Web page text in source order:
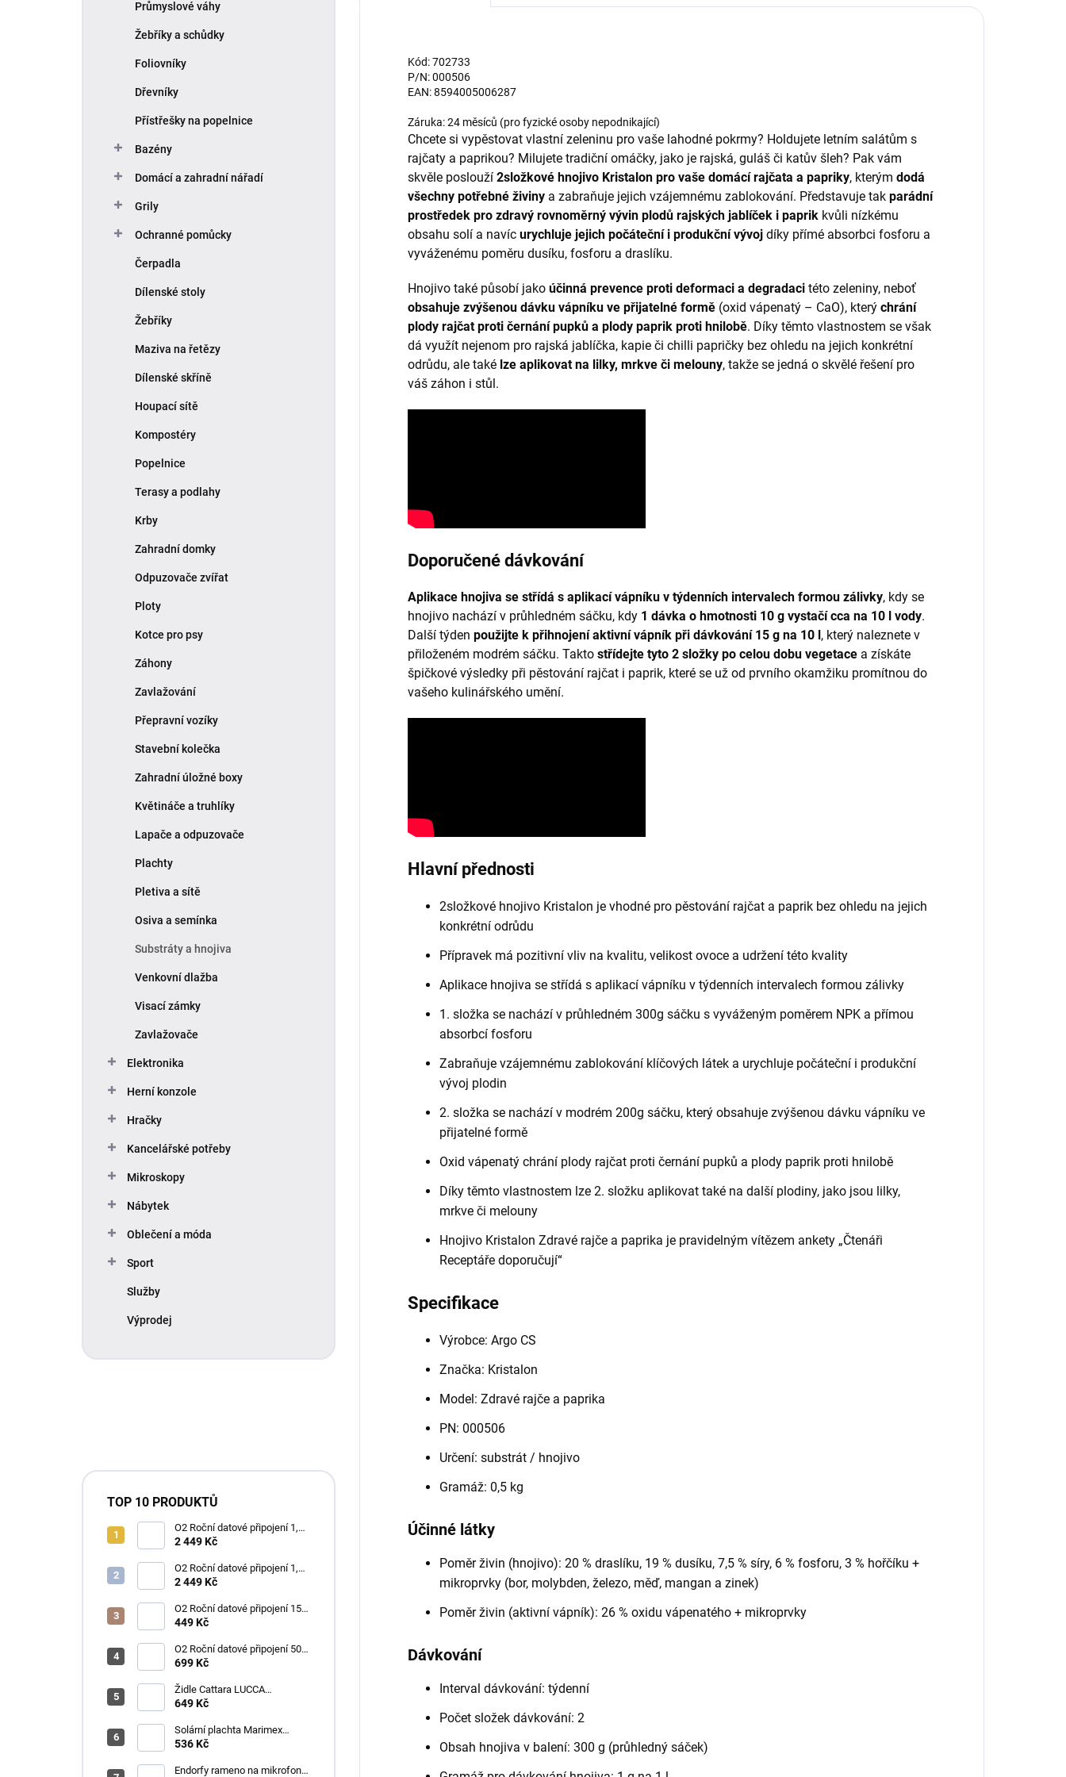
Průmyslové váhy
Žebříky a schůdky
Foliovníky
Dřevníky
Přístřešky na popelnice
Bazény
Domácí a zahradní nářadí
Grily
Ochranné pomůcky
Čerpadla
Dílenské stoly
Žebříky
Maziva na řetězy
Dílenské skříně
Houpací sítě
Kompostéry
Popelnice
Terasy a podlahy
Krby
Zahradní domky
Odpuzovače zvířat
Ploty
Kotce pro psy
Záhony
Zavlažování
Přepravní vozíky
Stavební kolečka
Zahradní úložné boxy
Květináče a truhlíky
Lapače a odpuzovače
Plachty
Pletiva a sítě
Osiva a semínka
Substráty a hnojiva
Venkovní dlažba
Visací zámky
Zavlažovače
Elektronika
Herní konzole
Hračky
Kancelářské potřeby
Mikroskopy
Nábytek
Oblečení a móda
Sport
Služby
Výprodej
TOP 10 PRODUKTŮ
O2 Roční datové připojení 1,2
TB
2 449 Kč
O2 Roční datové připojení 1,2
TB
2 449 Kč
O2 Roční datové připojení 15
GB
449 Kč
O2 Roční datové připojení 50
GB
699 Kč
Židle Cattara LUCCA
kempingová skládací modrá
649 Kč
Solární plachta Marimex
průměr 3,6 m černá
536 Kč
Endorfy rameno na mikrofon
Kód: 702733
P/N: 000506
EAN: 8594005006287
Záruka: 24 měsíců (pro fyzické osoby nepodnikající)
Chcete si vypěstovat vlastní zeleninu pro vaše lahodné pokrmy? Holdujete letním salátům s
rajčaty a paprikou? Milujete tradiční omáčky, jako je rajská, guláš či katův šleh? Pak vám
skvěle poslouží 2složkové hnojivo Kristalon pro vaše domácí rajčata a papriky, kterým dodá
všechny potřebné živiny a zabraňuje jejich vzájemnému zablokování. Představuje tak parádní
prostředek pro zdravý rovnoměrný vývin plodů rajských jablíček i paprik kvůli nízkému
obsahu solí a navíc urychluje jejich počáteční i produkční vývoj díky přímé absorbci fosforu a
vyváženému poměru dusíku, fosforu a draslíku.
Hnojivo také působí jako účinná prevence proti deformaci a degradaci této zeleniny, neboť
obsahuje zvýšenou dávku vápníku ve přijatelné formě (oxid vápenatý – CaO), který chrání
plody rajčat proti černání pupků a plody paprik proti hnilobě. Díky těmto vlastnostem se však
dá využít nejenom pro rajská jablíčka, kapie či chilli papričky bez ohledu na jejich konkrétní
odrůdu, ale také lze aplikovat na lilky, mrkve či melouny, takže se jedná o skvělé řešení pro
váš záhon i stůl.
Doporučené dávkování
Aplikace hnojiva se střídá s aplikací vápníku v týdenních intervalech formou zálivky, kdy se
hnojivo nachází v průhledném sáčku, kdy 1 dávka o hmotnosti 10 g vystačí cca na 10 l vody.
Další týden použijte k přihnojení aktivní vápník při dávkování 15 g na 10 l, který naleznete v
přiloženém modrém sáčku. Takto střídejte tyto 2 složky po celou dobu vegetace a získáte
špičkové výsledky při pěstování rajčat i paprik, které se už od prvního okamžiku promítnou do
vašeho kulinářského umění.
Hlavní přednosti
2složkové hnojivo Kristalon je vhodné pro pěstování rajčat a paprik bez ohledu na jejich
konkrétní odrůdu
Přípravek má pozitivní vliv na kvalitu, velikost ovoce a udržení této kvality
Aplikace hnojiva se střídá s aplikací vápníku v týdenních intervalech formou zálivky
1. složka se nachází v průhledném 300g sáčku s vyváženým poměrem NPK a přímou
absorbcí fosforu
Zabraňuje vzájemnému zablokování klíčových látek a urychluje počáteční i produkční
vývoj plodin
2. složka se nachází v modrém 200g sáčku, který obsahuje zvýšenou dávku vápníku ve
přijatelné formě
Oxid vápenatý chrání plody rajčat proti černání pupků a plody paprik proti hnilobě
Díky těmto vlastnostem lze 2. složku aplikovat také na další plodiny, jako jsou lilky,
mrkve či melouny
Hnojivo Kristalon Zdravé rajče a paprika je pravidelným vítězem ankety „Čtenáři
Receptáře doporučují“
Specifikace
Výrobce: Argo CS
Značka: Kristalon
Model: Zdravé rajče a paprika
PN: 000506
Určení: substrát / hnojivo
Gramáž: 0,5 kg
Účinné látky
Poměr živin (hnojivo): 20 % draslíku, 19 % dusíku, 7,5 % síry, 6 % fosforu, 3 % hořčíku +
mikroprvky (bor, molybden, železo, měď, mangan a zinek)
Poměr živin (aktivní vápník): 26 % oxidu vápenatého + mikroprvky
Dávkování
Interval dávkování: týdenní
Počet složek dávkování: 2
Obsah hnojiva v balení: 300 g (průhledný sáček)